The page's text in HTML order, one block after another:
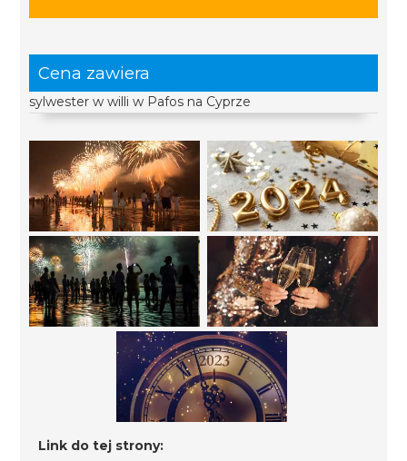
Cena zawiera
sylwester w willi w Pafos na Cyprze
Link do tej strony: